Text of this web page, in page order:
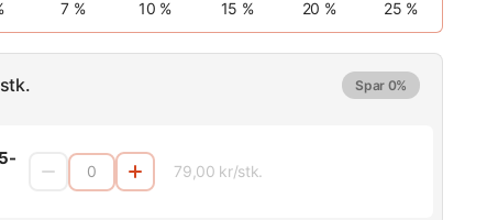
7 % 10 % 15 % 20 % 25 %
Spar 0%
79,00 kr/stk.